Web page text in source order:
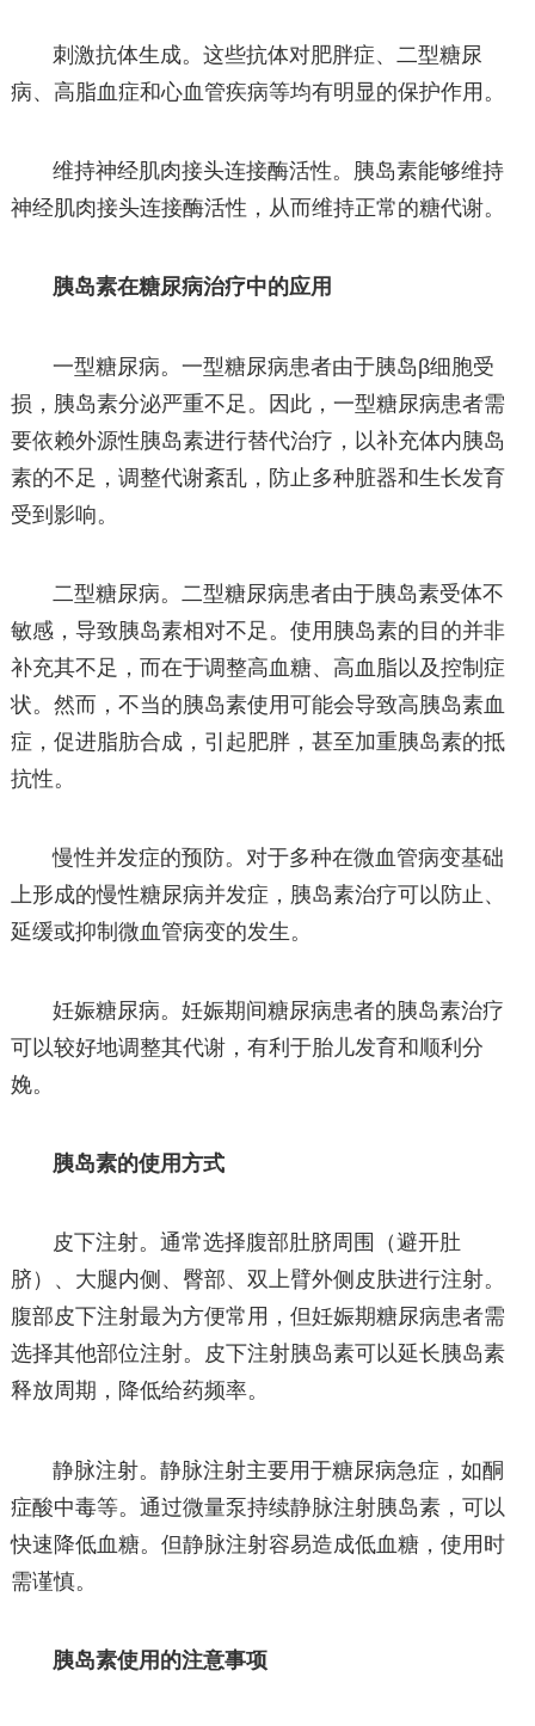
刺激抗体生成。这些抗体对肥胖症、二型糖尿
病、高脂血症和心血管疾病等均有明显的保护作用。
维持神经肌肉接头连接酶活性。胰岛素能够维持
神经肌肉接头连接酶活性，从而维持正常的糖代谢。
胰岛素在糖尿病治疗中的应用
一型糖尿病。一型糖尿病患者由于胰岛β细胞受
损，胰岛素分泌严重不足。因此，一型糖尿病患者需
要依赖外源性胰岛素进行替代治疗，以补充体内胰岛
素的不足，调整代谢紊乱，防止多种脏器和生长发育
受到影响。
二型糖尿病。二型糖尿病患者由于胰岛素受体不
敏感，导致胰岛素相对不足。使用胰岛素的目的并非
补充其不足，而在于调整高血糖、高血脂以及控制症
状。然而，不当的胰岛素使用可能会导致高胰岛素血
症，促进脂肪合成，引起肥胖，甚至加重胰岛素的抵
抗性。
慢性并发症的预防。对于多种在微血管病变基础
上形成的慢性糖尿病并发症，胰岛素治疗可以防止、
延缓或抑制微血管病变的发生。
妊娠糖尿病。妊娠期间糖尿病患者的胰岛素治疗
可以较好地调整其代谢，有利于胎儿发育和顺利分
娩。
胰岛素的使用方式
皮下注射。通常选择腹部肚脐周围（避开肚
脐）、大腿内侧、臀部、双上臂外侧皮肤进行注射。
腹部皮下注射最为方便常用，但妊娠期糖尿病患者需
选择其他部位注射。皮下注射胰岛素可以延长胰岛素
释放周期，降低给药频率。
静脉注射。静脉注射主要用于糖尿病急症，如酮
症酸中毒等。通过微量泵持续静脉注射胰岛素，可以
快速降低血糖。但静脉注射容易造成低血糖，使用时
需谨慎。
胰岛素使用的注意事项